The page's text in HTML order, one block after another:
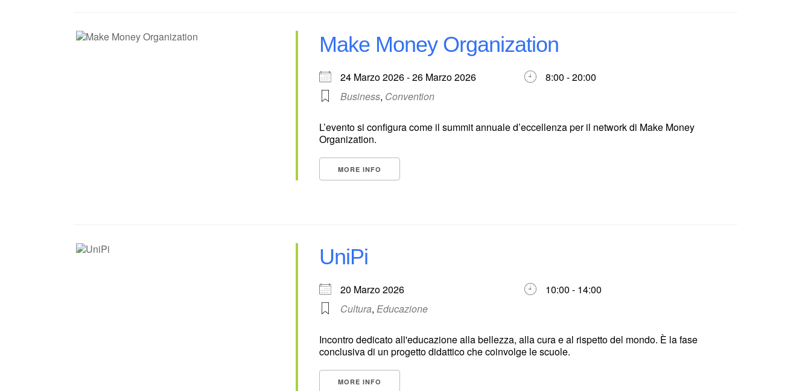
Make Money Organization
24 Marzo 2026 - 26 Marzo 2026
8:00 - 20:00
Business, Convention
L’evento si configura come il summit annuale d’eccellenza per il network di Make Money
Organization.
MORE INFO
UniPi
20 Marzo 2026
10:00 - 14:00
Cultura, Educazione
Incontro dedicato all'educazione alla bellezza, alla cura e al rispetto del mondo. È la fase
conclusiva di un progetto didattico che coinvolge le scuole.
MORE INFO